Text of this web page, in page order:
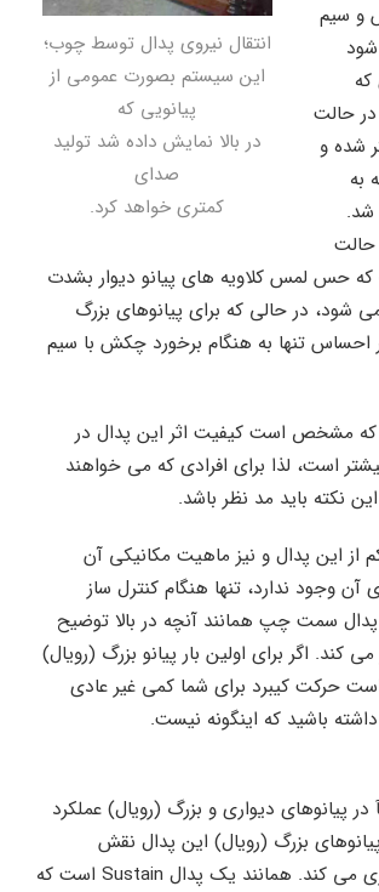
انتقال نیروی پدال توسط چوب؛
این سیستم بصورت عمومی از
پیانویی که
در بالا نمایش داده شد تولید
صدای
کمتری خواهد کرد.
و سیم
که
حالت
شده و
به
حالت
حس لمس کلاویه های پیانو دیوار بشدت
شود، در حالی که برای پیانوهای بزرگ
احساس تنها به هنگام برخورد چکش با سیم
که مشخص است کیفیت اثر این پدال در
است، لذا برای افرادی که می خواهند
نکته باید مد نظر باشد.
از این پدال و نیز ماهیت مکانیکی آن
آن وجود ندارد، تنها هنگام کنترل ساز
سمت چپ همانند آنچه در بالا توضیح
کند. اگر برای اولین بار پیانو بزرگ (رویال)
حرکت کیبرد برای شما کمی غیر عادی
باشید که اینگونه نیست.
در پیانوهای دیواری و بزرگ (رویال) عملکرد
بزرگ (رویال) این پدال نقش
Sostenuto را بازی می کند. همانند یک پدال Sustain است که